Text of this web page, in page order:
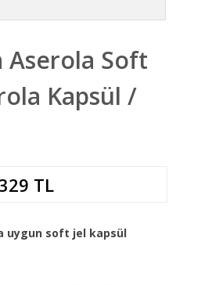
Aserola Soft
Kapsül /
TL
uygun soft jel kapsül